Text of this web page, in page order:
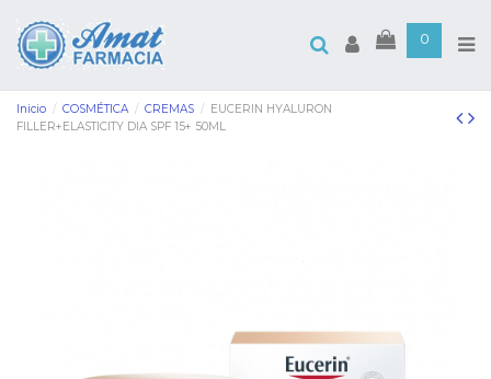
0
Inicio COSMÉTICA CREMAS
EUCERIN HYALURON
FILLER+ELASTICITY DIA SPF 15+ 50ML